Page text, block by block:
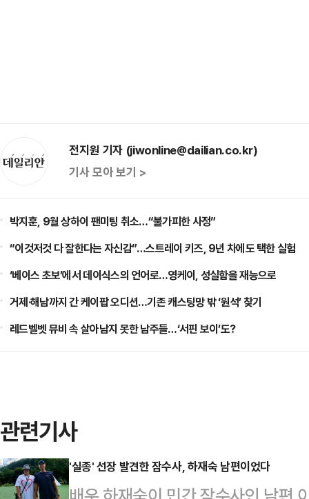
전지원 기자 (jiwonline@dailian.co.kr)
기사 모아 보기 >
박지훈, 9월 상하이 팬미팅 취소…“불가피한 사정”
“이것저것 다 잘한다는 자신감”…스트레이 키즈, 9년 차에도 택한 실험
‘베이스 초보’에서 데이식스의 언어로…영케이, 성실함을 재능으로
거제·해남까지 간 케이팝 오디션…기존 캐스팅망 밖 ‘원석’ 찾기
레드벨벳 뮤비 속 살아남지 못한 남주들…‘서핀 보이’도?
관련기사
'실종' 선장 발견한 잠수사, 하재숙 남편이었다